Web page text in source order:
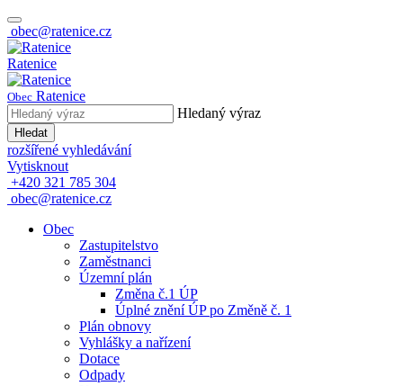
obec@ratenice.cz
Ratenice
Obec Ratenice
Hledaný výraz
Hledat
rozšířené vyhledávání
Vytisknout
+420 321 785 304
obec@ratenice.cz
Obec
Zastupitelstvo
Zaměstnanci
Územní plán
Změna č.1 ÚP
Úplné znění ÚP po Změně č. 1
Plán obnovy
Vyhlášky a nařízení
Dotace
Odpady